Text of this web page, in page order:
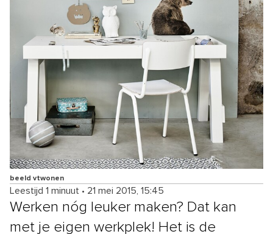
beeld vtwonen
Leestijd 1 minuut • 21 mei 2015, 15:45
Werken nóg leuker maken? Dat kan
met je eigen werkplek! Het is de